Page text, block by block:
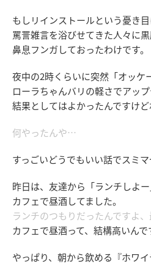
もしリインストールという憂き
罵詈雑言を浴びせてきた人々に
鼻息フンガしておったわけです。
夜中の2時くらいに突然「オッケ
ローラちゃんバリの軽さでアッ
結果としてはよかったんですけど
何やったんや…
すっごいどうでもいい話でスミマ
昨日は、友達から「ランチしよ
カフェで昼酒してました。
ランチのつもりだったんですよ
カフェで昼酒って、結構高いんで
やっぱり、朝から飲める『ホワ